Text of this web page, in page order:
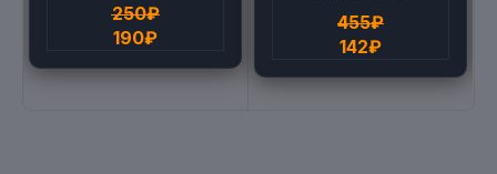
250₽
190₽
455₽
142₽